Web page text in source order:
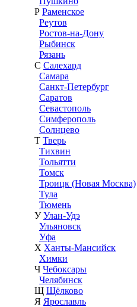
Р Раменское
Реутов
Ростов-на-Дону
Рыбинск
Рязань
С Салехард
Самара
Санкт-Петербург
Саратов
Севастополь
Симферополь
Солнцево
Т Тверь
Тихвин
Тольятти
Томск
Троицк (Новая Москва)
Тула
Тюмень
У Улан-Удэ
Ульяновск
Уфа
Х Ханты-Мансийск
Химки
Ч Чебоксары
Челябинск
Щ Щёлково
Я Ярославль